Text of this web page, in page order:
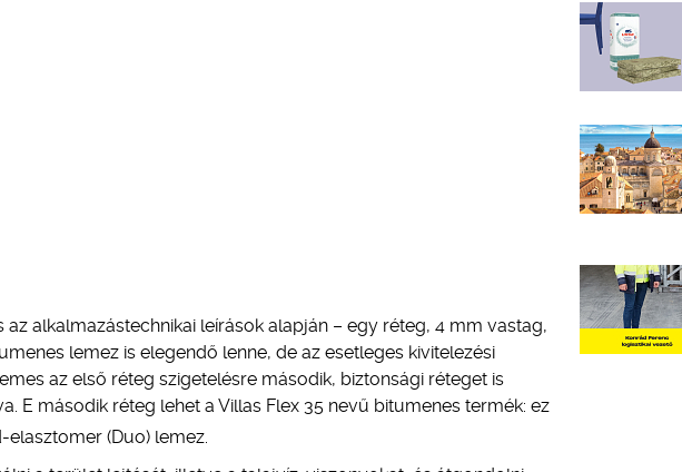
alkalmazástechnikai leírások alapján – egy réteg, 4 mm vastag,
lemez is elegendő lenne, de az esetleges kivitelezési
az első réteg szigetelésre második, biztonsági réteget is
E második réteg lehet a Villas Flex 35 nevű bitumenes termék: ez
elasztomer (Duo) lemez.